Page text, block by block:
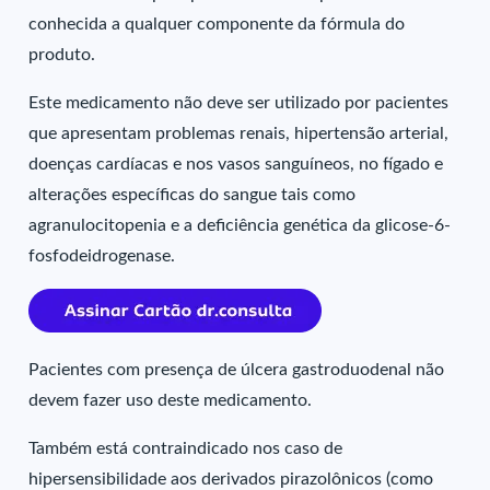
conhecida a qualquer componente da fórmula do
produto.
Este medicamento não deve ser utilizado por pacientes
que apresentam problemas renais, hipertensão arterial,
doenças cardíacas e nos vasos sanguíneos, no fígado e
alterações específicas do sangue tais como
agranulocitopenia e a deficiência genética da glicose-6-
fosfodeidrogenase.
Pacientes com presença de úlcera gastroduodenal não
devem fazer uso deste medicamento.
Também está contraindicado nos caso de
hipersensibilidade aos derivados pirazolônicos (como